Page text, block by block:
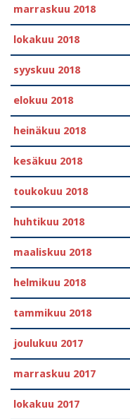
marraskuu 2018
lokakuu 2018
syyskuu 2018
elokuu 2018
heinäkuu 2018
kesäkuu 2018
toukokuu 2018
huhtikuu 2018
maaliskuu 2018
helmikuu 2018
tammikuu 2018
joulukuu 2017
marraskuu 2017
lokakuu 2017